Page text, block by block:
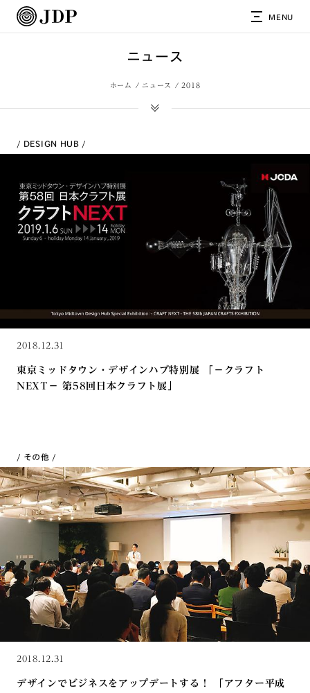
MENU
ニュース
ホーム ニュース 2018
DESIGN HUB
2018.12.31
東京ミッドタウン・デザインハブ特別展 「−クラフト
NEXT− 第58回日本クラフト展」
その他
2018.12.31
デザインでビジネスをアップデートする！ 「アフター平成